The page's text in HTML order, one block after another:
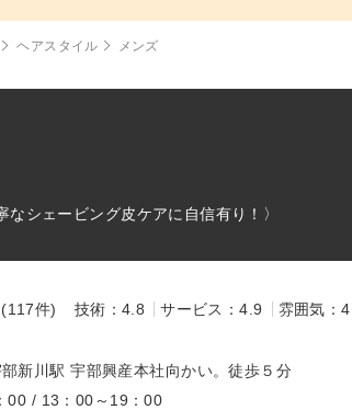
ヘアスタイル メンズ
シェービング皮ケアに自信有り！〉
(117件) 技術：4.8 サービス：4.9
雰囲気：
新川駅 宇部興産本社向かい。徒歩５分
00 / 13：00～19：00